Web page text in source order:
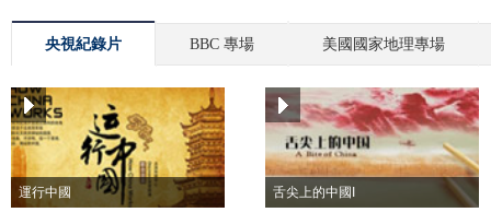
央視紀錄片 BBC 專場 美國國家地理專場
運行中國 舌尖上的中國I